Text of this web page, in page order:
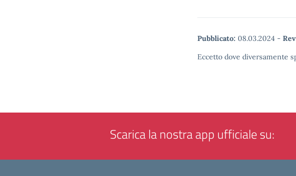
Pubblicato: 08.03.2024 -
Eccetto dove diversamente
Scarica la nostra app ufficiale su: